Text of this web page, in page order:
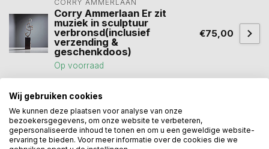
CORRY AMMERLAAN
Corry Ammerlaan Er zit
muziek in sculptuur
verbronsd(inclusief
verzending &
geschenkdoos)
Op voorraad
€75,00
beeld de dirigent(1) Bronzen beeld
zakelijkgeschenk(8)
Wij gebruiken cookies
We kunnen deze plaatsen voor analyse van onze
bezoekersgegevens, om onze website te verbeteren,
gepersonaliseerde inhoud te tonen en om u een geweldige website-
ervaring te bieden. Voor meer informatie over de cookies die we